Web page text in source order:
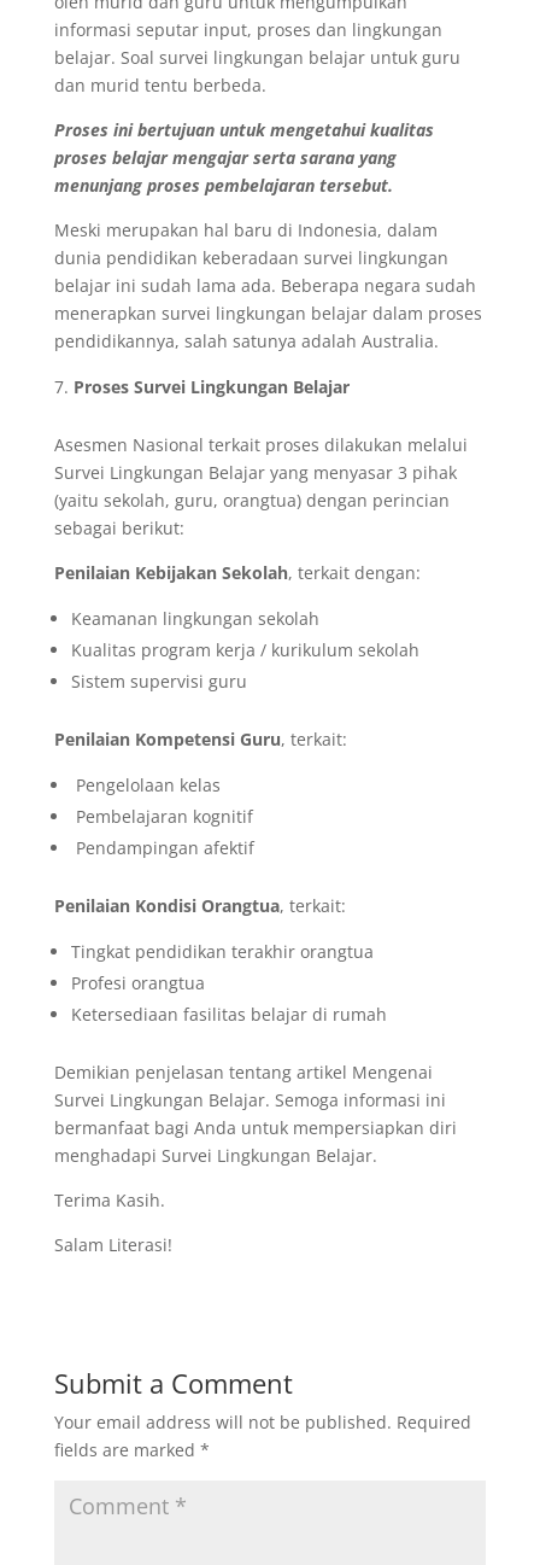
informasi seputar input, proses dan lingkungan
belajar. Soal survei lingkungan belajar untuk guru
dan murid tentu berbeda.
Proses ini bertujuan untuk mengetahui kualitas
proses belajar mengajar serta sarana yang
menunjang proses pembelajaran tersebut.
Meski merupakan hal baru di Indonesia, dalam
dunia pendidikan keberadaan survei lingkungan
belajar ini sudah lama ada. Beberapa negara sudah
menerapkan survei lingkungan belajar dalam proses
pendidikannya, salah satunya adalah Australia.
Proses Survei Lingkungan Belajar
Asesmen Nasional terkait proses dilakukan melalui
Survei Lingkungan Belajar yang menyasar 3 pihak
(yaitu sekolah, guru, orangtua) dengan perincian
sebagai berikut:
Penilaian Kebijakan Sekolah, terkait dengan:
Keamanan lingkungan sekolah
Kualitas program kerja / kurikulum sekolah
Sistem supervisi guru
Penilaian Kompetensi Guru, terkait:
Pengelolaan kelas
Pembelajaran kognitif
Pendampingan afektif
Penilaian Kondisi Orangtua, terkait:
Tingkat pendidikan terakhir orangtua
Profesi orangtua
Ketersediaan fasilitas belajar di rumah
Demikian penjelasan tentang artikel Mengenai
Survei Lingkungan Belajar. Semoga informasi ini
bermanfaat bagi Anda untuk mempersiapkan diri
menghadapi Survei Lingkungan Belajar.
Terima Kasih.
Salam Literasi!
Submit a Comment
Your email address will not be published. Required
fields are marked *